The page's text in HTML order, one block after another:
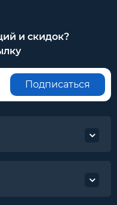
и скидок?
Подписаться